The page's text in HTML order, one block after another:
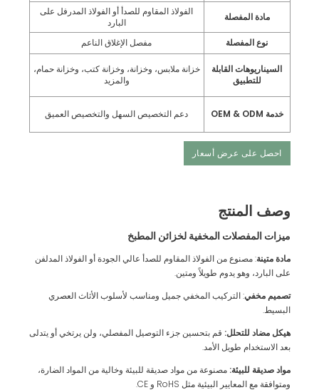
مادة المفصلة
الفولاذ المقاوم للصدأ أو الفولاذ المدرفل على
البارد
نوع المفصلة
مفصل الإغلاق الناعم
السيناريوهات القابلة
للتطبيق
خزانة ملابس، وخزانة، وخزانة كتب، وخزانة حمام،
والمزيد
خدمة OEM & ODM دعم التخصيص السهل والتخصيص العميق
احصل على عرض أسعار
وصف المنتج
ميزات المفصلات المخفية لخزائن المطبخ
مادة متينة: مصنوع من الفولاذ المقاوم للصدأ عالي الجودة أو الفولاذ المدلفن
على البارد، وهو يدوم طويلاً ومتين.
تصميم مخفي: التركيب المخفي جميل ومناسب لأسلوب الأثاث العصري
البسيط.
هيكل مضاد للتحلل: قم بتحسين جزء التوصيل المفصلي، ولن يرتخي أو يتدلى
بعد الاستخدام طويل الأمد.
مواد صديقة للبيئة: مصنوعة من مواد صديقة للبيئة وخالية من المواد الضارة،
ومتوافقة مع المعايير البيئية مثل RoHS و CE.